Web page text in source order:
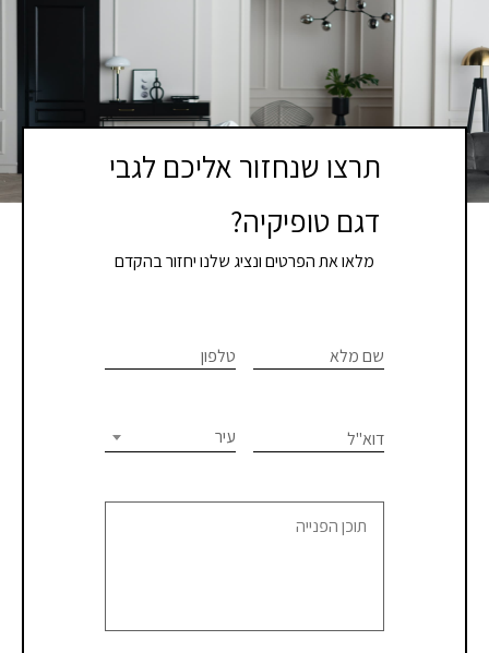
תרצו שנחזור אליכם לגבי
דגם טופיקיה?
מלאו את הפרטים ונציג שלנו יחזור בהקדם
פגישת
או
הצעת
שם מלא טלפון
דוא"ל עיר
are
this
field